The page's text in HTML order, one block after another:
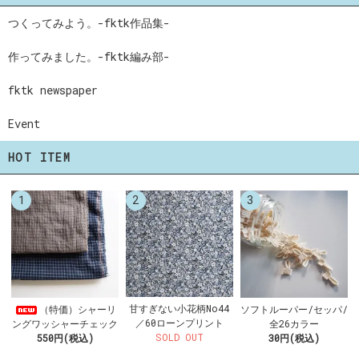
つくってみよう。-fktk作品集-
作ってみました。-fktk編み部-
fktk newspaper
Event
HOT ITEM
1
（特価）シャーリ
ングワッシャーチェック
550円(税込)
2
甘すぎない小花柄No44
／60ローンプリント
SOLD OUT
3
ソフトルーパー/セッパ/
全26カラー
30円(税込)